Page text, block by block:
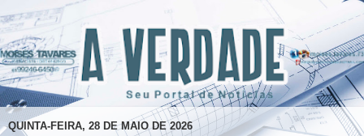
QUINTA-FEIRA, 28 DE MAIO DE 2026